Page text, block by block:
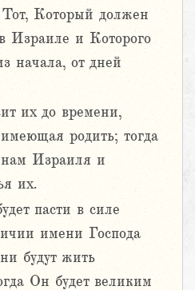
Который должен
Израиле и Которого
начала, от дней
их до времени,
родить; тогда
Израиля и
их.
пасти в силе
имени Господа
будут жить
Он будет великим